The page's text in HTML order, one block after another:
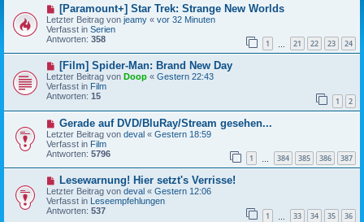
N
e
u
e
r
B
i
t
r
g
[Paramount+] Star Trek: Strange New Worlds
Letzter Beitrag von jeamy « vor 32 Minuten
Verfasst in Serien
Antworten: 358 1 21 22 23 24
N
e
u
e
r
B
e
i
t
r
g
[Film] Spider-Man: Brand New Day
Letzter Beitrag von Doop « Gestern 22:43
Verfasst in Film
Antworten: 15 1 2
N
e
u
e
r
B
i
t
r
Gerade auf DVD/BluRay/Stream gesehen...
Letzter Beitrag von deval « Gestern 18:59
Verfasst in Film
Antworten: 5796 1 384 385 386 387
N
e
u
e
Lesewarnung! Hier setzt's Verrisse!
Letzter Beitrag von deval « Gestern 12:06
Verfasst in Leseempfehlungen
Antworten: 537 1 33 34 35 36